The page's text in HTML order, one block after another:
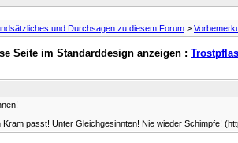
und Durchsagen zu diesem Forum >
Seite im Standarddesign anzeigen :
passt! Unter Gleichgesinnten! Nie wieder Schimpfe!